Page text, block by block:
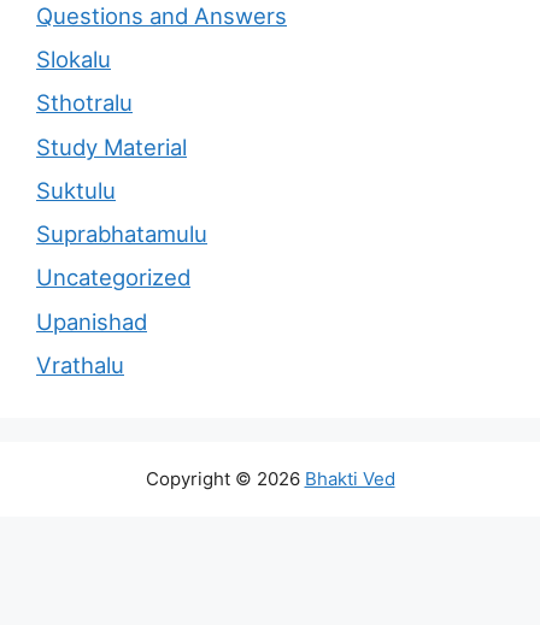
Questions and Answers
Slokalu
Sthotralu
Study Material
Suktulu
Suprabhatamulu
Uncategorized
Upanishad
Vrathalu
Copyright © 2026 Bhakti Ved